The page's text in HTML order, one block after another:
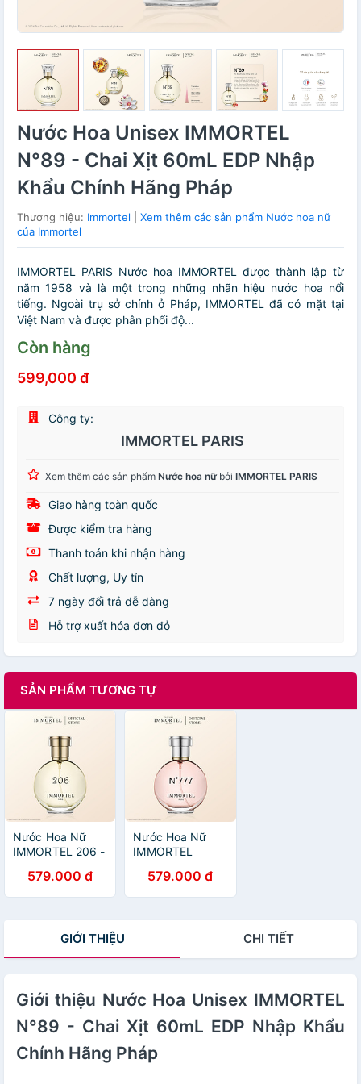
Nước Hoa Unisex IMMORTEL
N°89 - Chai Xịt 60mL EDP Nhập
Khẩu Chính Hãng Pháp
Thương hiệu: Immortel
Xem thêm các sản phẩm Nước hoa nữ
của Immortel
IMMORTEL PARIS️ Nước hoa IMMORTEL được thành lập từ
năm 1958 và là một trong những nhãn hiệu nước hoa nổi
tiếng. Ngoài trụ sở chính ở Pháp, IMMORTEL đã có mặt tại
Việt Nam và được phân phối độ...
Còn hàng
599,000 đ
Công ty:
IMMORTEL PARIS
Xem thêm các sản phẩm Nước hoa nữbởi IMMORTEL PARIS
Giao hàng toàn quốc
Được kiểm tra hàng
Thanh toán khi nhận hàng
Chất lượng, Uy tín
7 ngày đổi trả dễ dàng
Hỗ trợ xuất hóa đơn đỏ
SẢN PHẨM TƯƠNG TỰ
Nước Hoa Nữ
IMMORTEL 206 -
EDP Nhập Khẩu
Chính Hãng Pháp
579.000 đ
Nước Hoa Nữ
IMMORTEL
60mL EDP Nhập
Khẩu Chính Hãng
579.000 đ
GIỚI THIỆU CHI TIẾT
Giới thiệu Nước Hoa Unisex IMMORTEL
N°89 - Chai Xịt 60mL EDP Nhập Khẩu
Chính Hãng Pháp